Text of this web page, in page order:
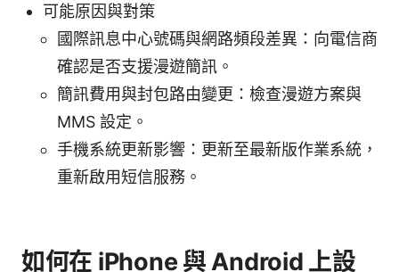
可能原因與對策
國際訊息中心號碼與網路頻段差異：向電信商
確認是否支援漫遊簡訊。
簡訊費用與封包路由變更：檢查漫遊方案與
MMS 設定。
手機系統更新影響：更新至最新版作業系統，
重新啟用短信服務。
如何在 iPhone 與 Android 上設